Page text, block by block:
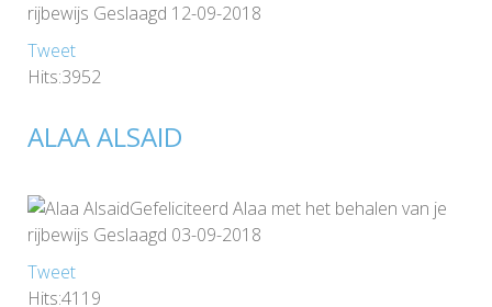
rijbewijs Geslaagd 12-09-2018
Tweet
Hits:3952
ALAA ALSAID
Gefeliciteerd Alaa met het behalen van je
rijbewijs Geslaagd 03-09-2018
Tweet
Hits:4119